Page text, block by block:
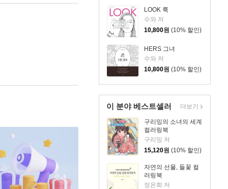
LOOK 룩
수와 저
10,800원 (10% 할인)
HERS 그녀
수와 저
10,800원 (10% 할인)
이 분야 베스트셀러
구리밍의 소녀의 세계
컬러링북
구리밍 저
15,120원 (10% 할인)
자연의 선물, 들꽃 컬
러링북
정은희 저
더보기